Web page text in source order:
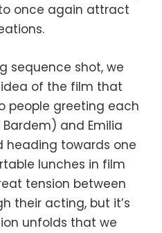
once again attract
sequence shot, we
of ​​the film that
people greeting each
and Emilia
heading towards one
lunches in film
tension between
their acting, but it’s
unfolds that we